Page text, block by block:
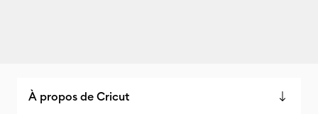
À propos de Cricut